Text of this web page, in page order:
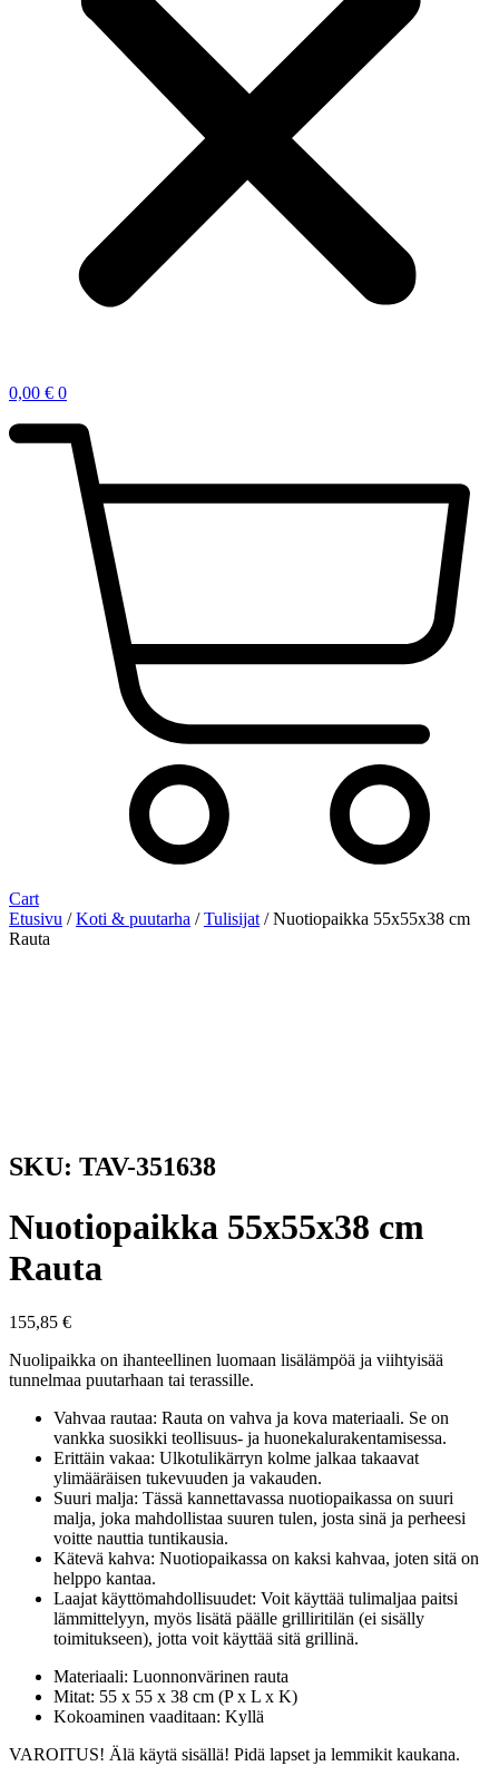
0,00 € 0
Cart
Etusivu /Koti & puutarha /Tulisijat / Nuotiopaikka 55x55x38 cm
Rauta
SKU: TAV-351638
Nuotiopaikka 55x55x38 cm
Rauta
155,85 €
Nuolipaikka on ihanteellinen luomaan lisälämpöä ja viihtyisää
tunnelmaa puutarhaan tai terassille.
Vahvaa rautaa: Rauta on vahva ja kova materiaali. Se on
vankka suosikki teollisuus- ja huonekalurakentamisessa.
Erittäin vakaa: Ulkotulikärryn kolme jalkaa takaavat
ylimääräisen tukevuuden ja vakauden.
Suuri malja: Tässä kannettavassa nuotiopaikassa on suuri
malja, joka mahdollistaa suuren tulen, josta sinä ja perheesi
voitte nauttia tuntikausia.
Kätevä kahva: Nuotiopaikassa on kaksi kahvaa, joten sitä on
helppo kantaa.
Laajat käyttömahdollisuudet: Voit käyttää tulimaljaa paitsi
lämmittelyyn, myös lisätä päälle grilliritilän (ei sisälly
toimitukseen), jotta voit käyttää sitä grillinä.
Materiaali: Luonnonvärinen rauta
Mitat: 55 x 55 x 38 cm (P x L x K)
Kokoaminen vaaditaan: Kyllä
VAROITUS! Älä käytä sisällä! Pidä lapset ja lemmikit kaukana.